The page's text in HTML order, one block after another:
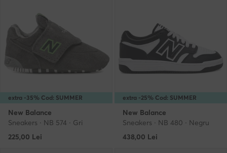
extra -35% Cod: SUMMER
New Balance
Sneakers · NB 574 · Gri
225,00 Lei
extra -25% Cod: SUMMER
New Balance
Sneakers · NB 480 · Negru
438,00 Lei